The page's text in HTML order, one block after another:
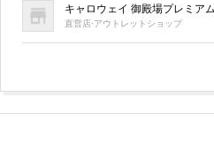
キャロウェイ 御殿場プレミア
直営店·アウトレットショップ